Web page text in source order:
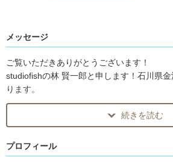
メッセージ
ご覧いただきありがとうございます！
studiofishの林 賢一郎と申します！石川県
ります。
今は誰もがスマートフォンで気軽に、しか
代です。
そんな中、ご依頼を頂く事はとても光栄な
す。
続きを読む
プロフィール